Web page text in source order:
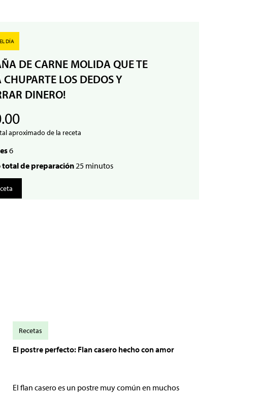
DÍA
DE CARNE MOLIDA QUE TE
LOS DEDOS Y
DINERO!
aproximado de la receta
6
total de preparación 25 minutos
El postre perfecto: Flan casero hecho con amor
El flan casero es un postre muy común en muchos
Recetas